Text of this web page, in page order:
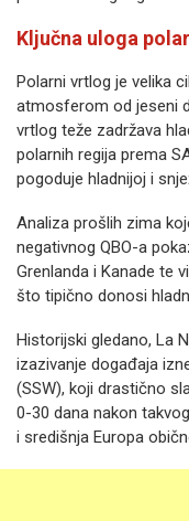
Ključna uloga
Polarni vrtlog je velika
atmosferom od jeseni
vrtlog teže zadržava
polarnih regija prema
pogoduje hladnijoj i
Analiza prošlih zima
negativnog QBO-a
Grenlanda i Kanade te
što tipično donosi
Historijski gledano, La
izazivanje događaja
(SSW), koji drastično
0-30 dana nakon
i središnja Europa